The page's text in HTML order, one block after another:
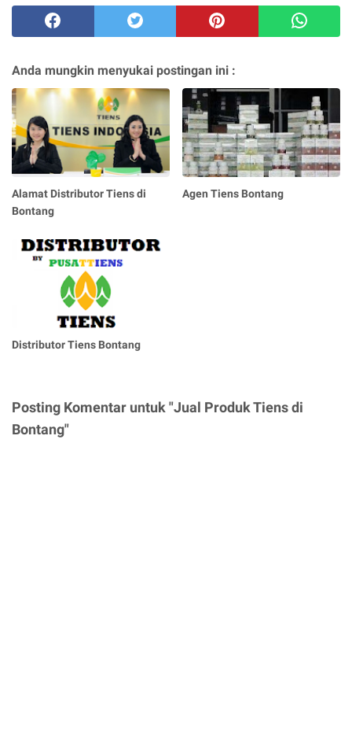
Anda mungkin menyukai postingan ini :
Alamat Distributor Tiens di
Bontang
Agen Tiens Bontang
Distributor Tiens Bontang
Posting Komentar untuk "Jual Produk Tiens di
Bontang"